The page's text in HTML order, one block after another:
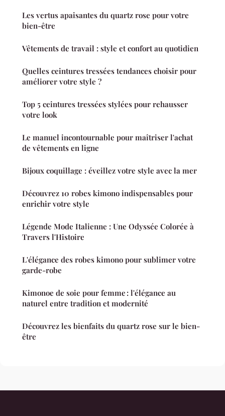
Les vertus apaisantes du quartz rose pour votre
bien-être
Vêtements de travail : style et confort au quotidien
Quelles ceintures tressées tendances choisir pour
améliorer votre style ?
Top 5 ceintures tressées stylées pour rehausser
votre look
Le manuel incontournable pour maîtriser l'achat
de vêtements en ligne
Bijoux coquillage : éveillez votre style avec la mer
Découvrez 10 robes kimono indispensables pour
enrichir votre style
Légende Mode Italienne : Une Odyssée Colorée à
Travers l'Histoire
L'élégance des robes kimono pour sublimer votre
garde-robe
Kimonoe de soie pour femme : l'élégance au
naturel entre tradition et modernité
Découvrez les bienfaits du quartz rose sur le bien-
être